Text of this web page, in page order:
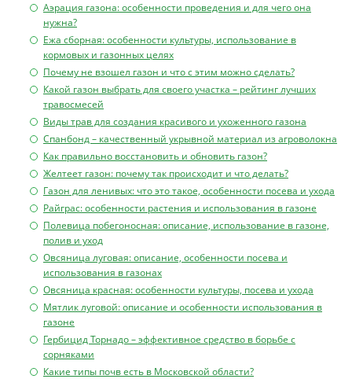
Аэрация газона: особенности проведения и для чего она
нужна?
Ежа сборная: особенности культуры, использование в
кормовых и газонных целях
Почему не взошел газон и что с этим можно сделать?
Какой газон выбрать для своего участка – рейтинг лучших
травосмесей
Виды трав для создания красивого и ухоженного газона
Спанбонд – качественный укрывной материал из агроволокна
Как правильно восстановить и обновить газон?
Желтеет газон: почему так происходит и что делать?
Газон для ленивых: что это такое, особенности посева и ухода
Райграс: особенности растения и использования в газоне
Полевица побегоносная: описание, использование в газоне,
полив и уход
Овсяница луговая: описание, особенности посева и
использования в газонах
Овсяница красная: особенности культуры, посева и ухода
Мятлик луговой: описание и особенности использования в
газоне
Гербицид Торнадо – эффективное средство в борьбе с
сорняками
Какие типы почв есть в Московской области?